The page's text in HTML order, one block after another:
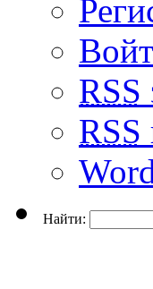
RSS
RSS
Найти: